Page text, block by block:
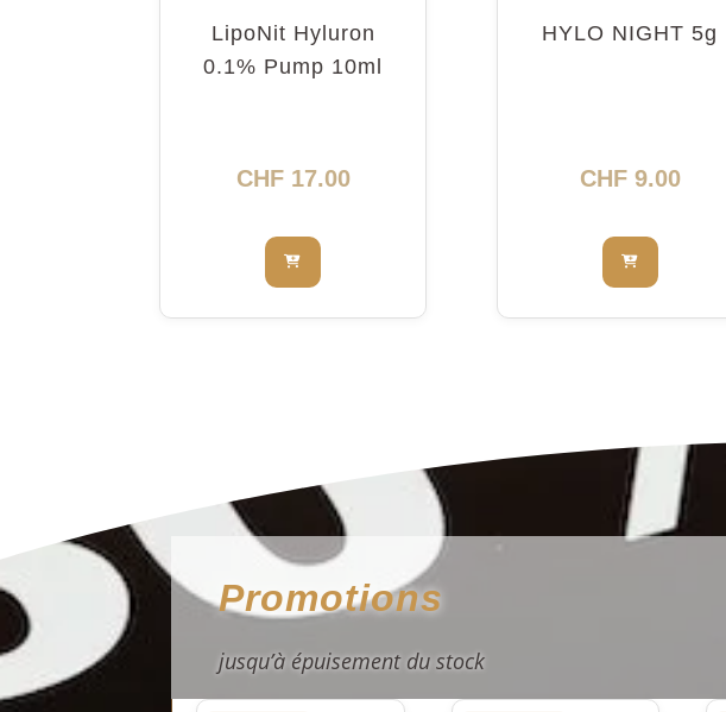
LipoNit Hyluron
0.1% Pump 10ml
CHF17.00
HYLO NIGHT 5g
CHF9.00
Promotions
jusqu’à épuisement du stock